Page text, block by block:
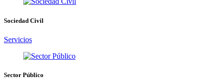
Sociedad Civil
Servicios
Sector Público